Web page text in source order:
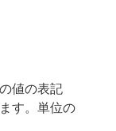
値の表記
す。単位の